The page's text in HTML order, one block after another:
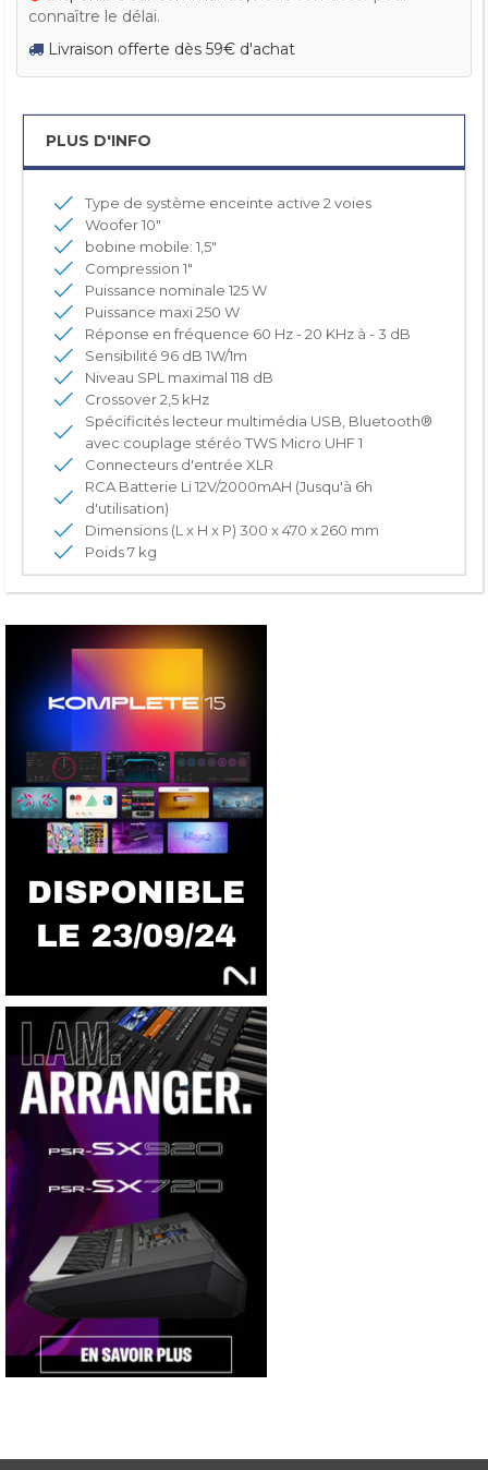
connaître le délai.
Livraison offerte dès 59€ d'achat
PLUS D'INFO
Type de système enceinte active 2 voies
Woofer 10"
bobine mobile: 1,5"
Compression 1"
Puissance nominale 125 W
Puissance maxi 250 W
Réponse en fréquence 60 Hz - 20 KHz à - 3 dB
Sensibilité 96 dB 1W/1m
Niveau SPL maximal 118 dB
Crossover 2,5 kHz
Spécificités lecteur multimédia USB, Bluetooth®
avec couplage stéréo TWS Micro UHF 1
Connecteurs d'entrée XLR
RCA Batterie Li 12V/2000mAH (Jusqu'à 6h
d'utilisation)
Dimensions (L x H x P) 300 x 470 x 260 mm
Poids 7 kg